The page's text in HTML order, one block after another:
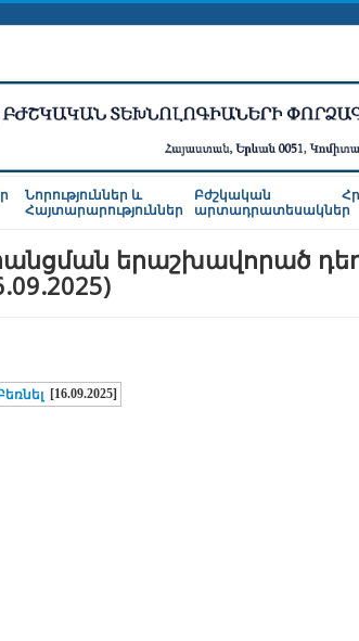
Նորություններ և
Հայտարարություններ
Բժշկական
արտադրատեսակներ
երաշխավորած
[16.09.2025]